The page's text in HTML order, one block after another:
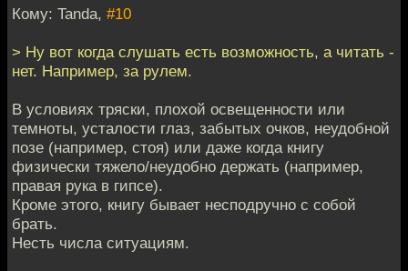
Кому: Tanda, #10
> Ну вот когда слушать есть возможность, а читать -
нет. Например, за рулем.
В условиях тряски, плохой освещенности или
темноты, усталости глаз, забытых очков, неудобной
позе (например, стоя) или даже когда книгу
физически тяжело/неудобно держать (например,
правая рука в гипсе).
Кроме этого, книгу бывает несподручно с собой
брать.
Несть числа ситуациям.